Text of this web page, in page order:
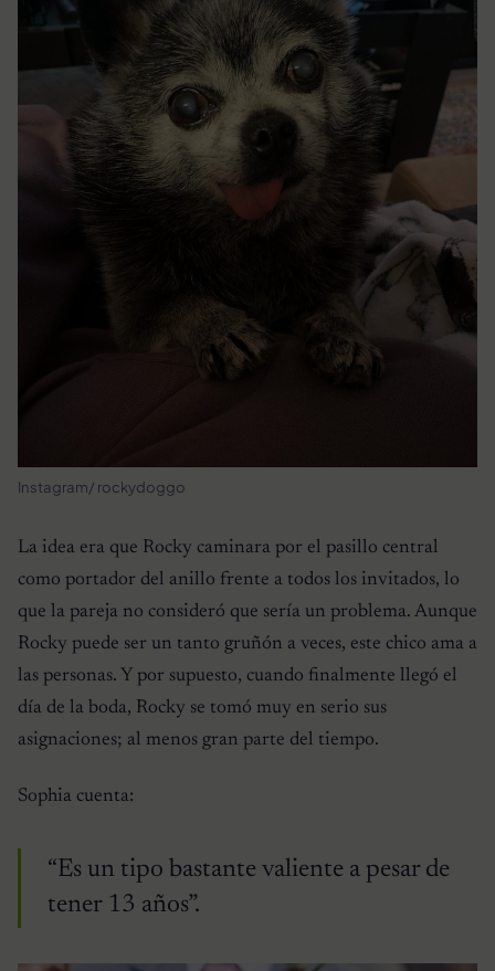
Instagram/ rockydoggo
La idea era que Rocky caminara por el pasillo central
como portador del anillo frente a todos los invitados, lo
que la pareja no consideró que sería un problema. Aunque
Rocky puede ser un tanto gruñón a veces, este chico ama a
las personas. Y por supuesto, cuando finalmente llegó el
día de la boda, Rocky se tomó muy en serio sus
asignaciones; al menos gran parte del tiempo.
Sophia cuenta:
“Es un tipo bastante valiente a pesar de
tener 13 años”.